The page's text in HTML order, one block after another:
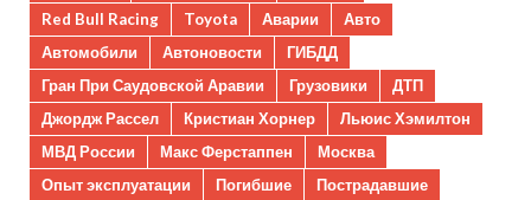
Red Bull Racing
Toyota Аварии
Авто
Автомобили
Автоновости
ГИБДД
Гран При Саудовской Аравии
Грузовики
ДТП
Джордж Рассел
Кристиан Хорнер
Льюис Хэмилтон
МВД России
Макс Ферстаппен
Москва
Опыт эксплуатации
Погибшие
Пострадавшие